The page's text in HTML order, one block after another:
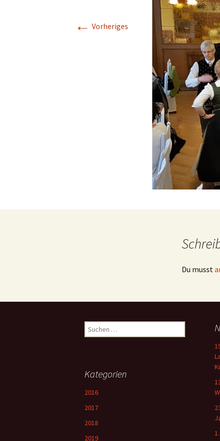
Schwarzataler Tanzlmusi
← Vorheriges
Du musst
Suchen
nach:
Kategorien
2016
2017
2018
2019